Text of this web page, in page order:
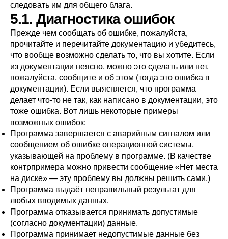
следовать им для общего блага.
5.1. Диагностика ошибок
Прежде чем сообщать об ошибке, пожалуйста,
прочитайте и перечитайте документацию и убедитесь,
что вообще возможно сделать то, что вы хотите. Если
из документации неясно, можно это сделать или нет,
пожалуйста, сообщите и об этом (тогда это ошибка в
документации). Если выясняется, что программа
делает что-то не так, как написано в документации, это
тоже ошибка. Вот лишь некоторые примеры
возможных ошибок:
Программа завершается с аварийным сигналом или
сообщением об ошибке операционной системы,
указывающей на проблему в программе. (В качестве
контрпримера можно привести сообщение «Нет места
на диске» — эту проблему вы должны решить сами.)
Программа выдаёт неправильный результат для
любых вводимых данных.
Программа отказывается принимать допустимые
(согласно документации) данные.
Программа принимает недопустимые данные без